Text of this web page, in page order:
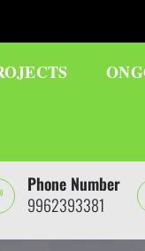
Phone Number
9962393381